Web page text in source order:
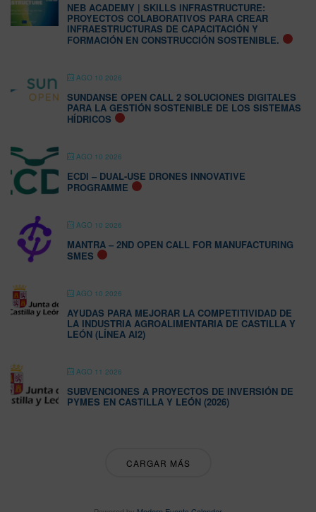
NEB ACADEMY | SKILLS INFRASTRUCTURE:
PROYECTOS COLABORATIVOS PARA CREAR
INFRAESTRUCTURAS DE CAPACITACIÓN Y
FORMACIÓN EN CONSTRUCCIÓN SOSTENIBLE.
AGO 10 2026
SUNDANSE OPEN CALL 2 SOLUCIONES DIGITALES
PARA LA GESTIÓN SOSTENIBLE DE LOS SISTEMAS
HÍDRICOS
AGO 10 2026
ECDI – DUAL-USE DRONES INNOVATIVE
PROGRAMME
AGO 10 2026
MANTRA – 2ND OPEN CALL FOR MANUFACTURING
SMES
AGO 10 2026
AYUDAS PARA MEJORAR LA COMPETITIVIDAD DE
LA INDUSTRIA AGROALIMENTARIA DE CASTILLA Y
LEÓN (LÍNEA AI2)
AGO 11 2026
SUBVENCIONES A PROYECTOS DE INVERSIÓN DE
PYMES EN CASTILLA Y LEÓN (2026)
CARGAR MÁS